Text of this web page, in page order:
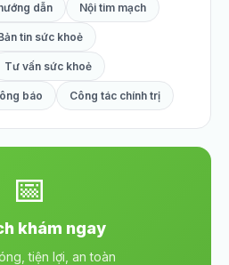
dẫn Nội tim mạch
tin sức khoẻ
Tư vấn sức khoẻ
báo Công tác chính trị
📅
khám ngay
tiện lợi, an toàn